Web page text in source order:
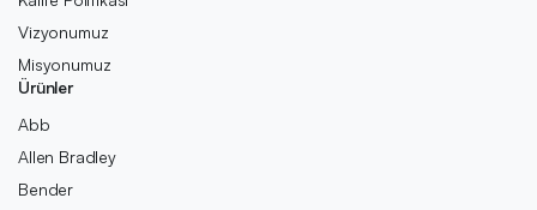
Vizyonumuz
Misyonumuz
Ürünler
Abb
Allen Bradley
Bender